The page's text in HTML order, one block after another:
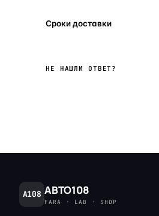
Сроки доставки
НЕ НАШЛИ ОТВЕТ?
A108 АВТО108
FARA · LAB · SHOP